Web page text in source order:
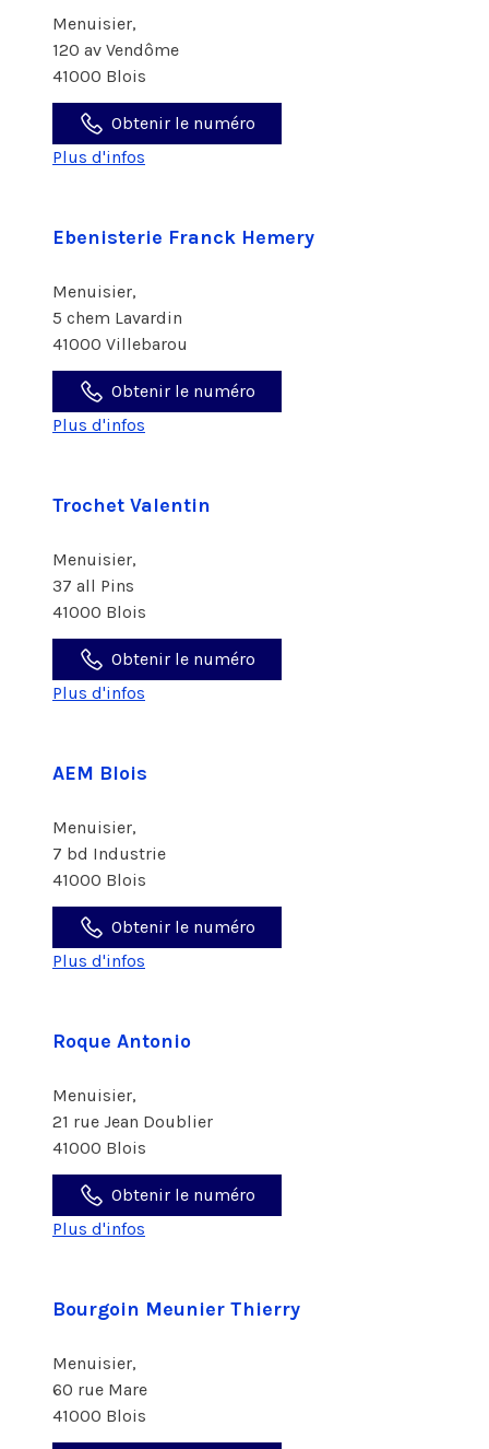
Menuisier,
120 av Vendôme
41000 Blois
Obtenir le numéro
Plus d'infos
Ebenisterie Franck Hemery
Menuisier,
5 chem Lavardin
41000 Villebarou
Obtenir le numéro
Plus d'infos
Trochet Valentin
Menuisier,
37 all Pins
41000 Blois
Obtenir le numéro
Plus d'infos
AEM Blois
Menuisier,
7 bd Industrie
41000 Blois
Obtenir le numéro
Plus d'infos
Roque Antonio
Menuisier,
21 rue Jean Doublier
41000 Blois
Obtenir le numéro
Plus d'infos
Bourgoin Meunier Thierry
Menuisier,
60 rue Mare
41000 Blois